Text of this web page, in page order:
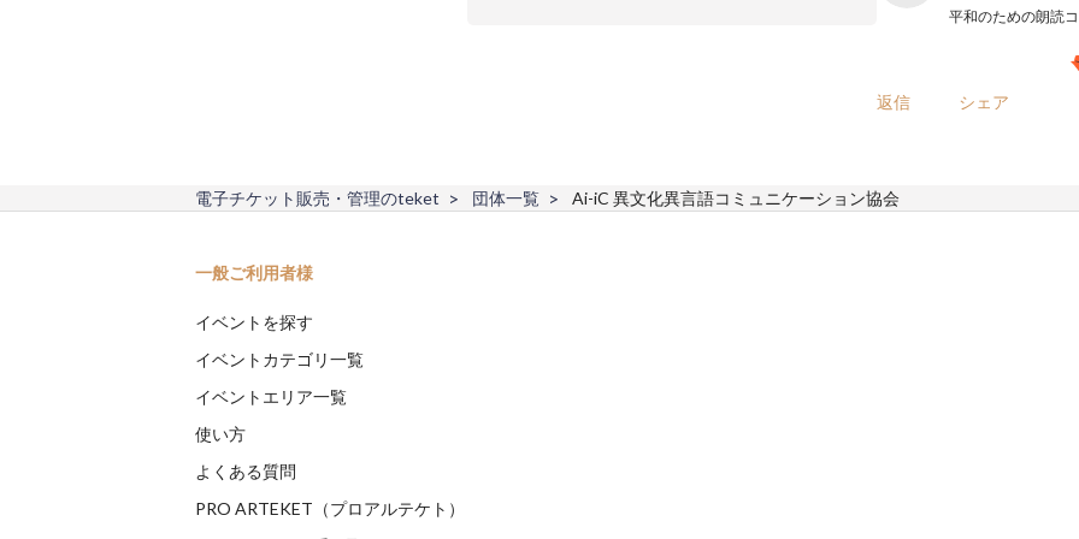
返信 シェア
電子チケット販売・管理のteket 団体一覧 Ai-iC 異文化異言語コミュニケーション協会
一般ご利用者様
イベントを探す
イベントカテゴリ一覧
イベントエリア一覧
使い方
よくある質問
PRO ARTEKET（プロアルテケト）